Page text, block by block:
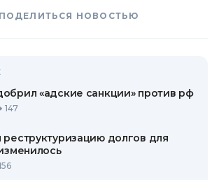
ПОДЕЛИТЬСЯ НОВОСТЬЮ
«адские санкции» против рф
147
реструктуризацию долгов для